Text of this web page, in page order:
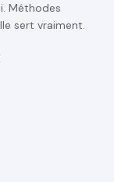
Méthodes
sert vraiment.